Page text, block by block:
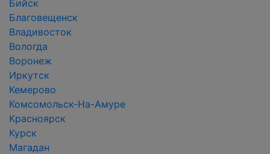
Бийск
Благовещенск
Владивосток
Вологда
Воронеж
Иркутск
Кемерово
Комсомольск-На-Амуре
Красноярск
Курск
Магадан